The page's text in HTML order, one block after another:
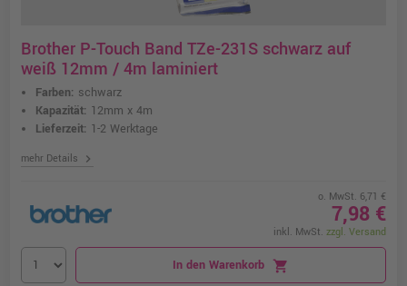
Brother P-Touch Band TZe-231S schwarz auf
weiß 12mm / 4m laminiert
Farben: schwarz
Kapazität: 12mm x 4m
Lieferzeit: 1-2 Werktage
mehr Details chevron_right
o. MwSt. 6,71 €
7,98 €
inkl. MwSt. zzgl. Versand
In den Warenkorb shopping_cart